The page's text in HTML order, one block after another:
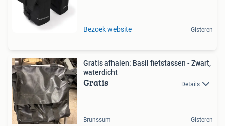
Bezoek website Gisteren
Gratis afhalen: Basil fietstassen - Zwart,
waterdicht
Gratis Details
Brunssum Gisteren